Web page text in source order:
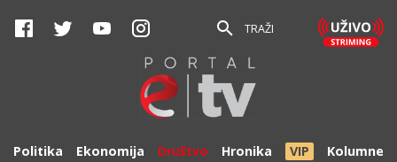
TRAŽI
Politika Ekonomija Društvo Hronika VIP Kolumne